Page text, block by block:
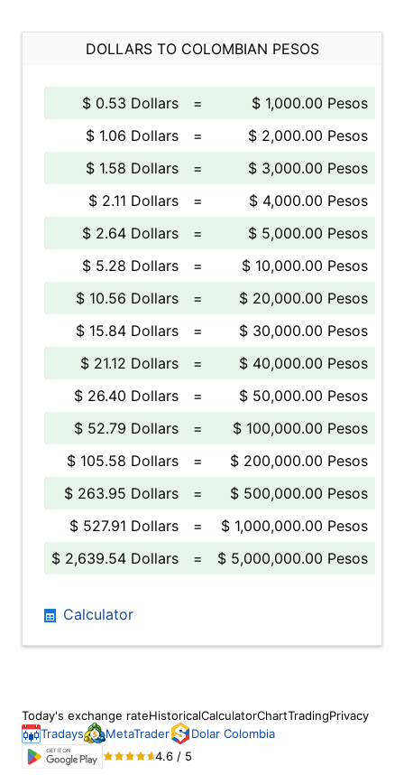
DOLLARS TO COLOMBIAN PESOS
$ 0.53 Dollars =
$ 1,000.00 Pesos
$ 1.06 Dollars
=
$ 2,000.00 Pesos
$ 1.58 Dollars
=
$ 3,000.00 Pesos
$ 2.11 Dollars
=
$ 4,000.00 Pesos
$ 2.64 Dollars
=
$ 5,000.00 Pesos
$ 5.28 Dollars
=
$ 10,000.00 Pesos
$ 10.56 Dollars
=
$ 20,000.00 Pesos
$ 15.84 Dollars
=
$ 30,000.00 Pesos
$ 21.12 Dollars
=
$ 40,000.00 Pesos
$ 26.40 Dollars
=
$ 50,000.00 Pesos
$ 52.79 Dollars
=
$ 100,000.00 Pesos
$ 105.58 Dollars
=
$ 200,000.00 Pesos
$ 263.95 Dollars
=
$ 500,000.00 Pesos
$ 527.91 Dollars
=
$ 1,000,000.00 Pesos
$ 2,639.54 Dollars
= $ 5,000,000.00 Pesos
Calculator
Today's exchange rateHistoricalCalculatorChartTradingPrivacy
Tradays
MetaTrader
Dolar Colombia
4.6 / 5